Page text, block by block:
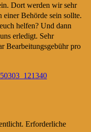
Dort werden wir sehr
Behörde sein sollte.
helfen? Und dann
erledigt. Sehr
Bearbeitungsgebühr pro
Erforderliche